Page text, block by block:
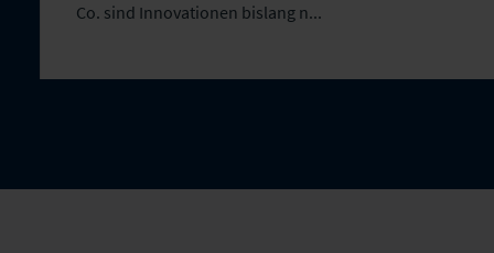
Co. sind Innovationen bislang n...